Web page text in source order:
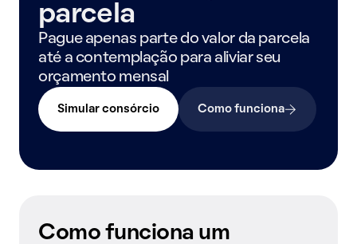
parcela
Pague apenas parte do valor da parcela
até a contemplação para aliviar seu
orçamento mensal
Simular consórcio Como funciona
Como funciona um